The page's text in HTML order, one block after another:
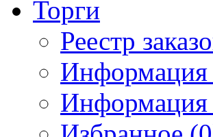
Торги
Реестр
Информация
Информация